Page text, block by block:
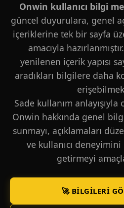
Onwin kullanıcı bilgi
güncel duyurulara, genel
içeriklerine tek bir sayfa
amacıyla
yenilenen içerik yapısı
aradıkları bilgilere daha
Sade kullanım
Onwin hakkında genel
sunmayı, açıklamaları
ve kullanıcı
getirmeyi
🚀 BILGILERI